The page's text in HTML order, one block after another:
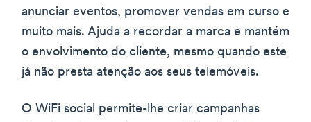
anunciar eventos, promover vendas em curso e
muito mais. Ajuda a recordar a marca e mantém
o envolvimento do cliente, mesmo quando este
já não presta atenção aos seus telemóveis.
O WiFi social permite-lhe criar campanhas